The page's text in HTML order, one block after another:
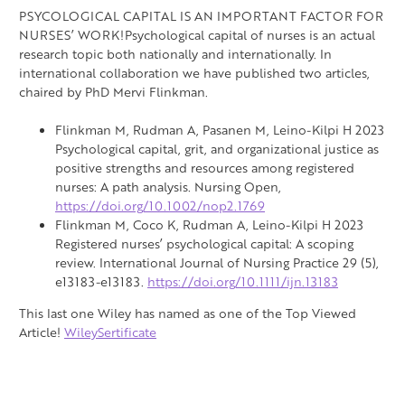
PSYCOLOGICAL CAPITAL IS AN IMPORTANT FACTOR FOR
NURSES’ WORK!Psychological capital of nurses is an actual
research topic both nationally and internationally. In
international collaboration we have published two articles,
chaired by PhD Mervi Flinkman.
Flinkman M, Rudman A, Pasanen M, Leino-Kilpi H 2023
Psychological capital, grit, and organizational justice as
positive strengths and resources among registered
nurses: A path analysis. Nursing Open,
https://doi.org/10.1002/nop2.1769
Flinkman M, Coco K, Rudman A, Leino-Kilpi H 2023
Registered nurses’ psychological capital: A scoping
review. International Journal of Nursing Practice 29 (5),
e13183-e13183. https://doi.org/10.1111/ijn.13183
This last one Wiley has named as one of the Top Viewed
Article! WileySertificate